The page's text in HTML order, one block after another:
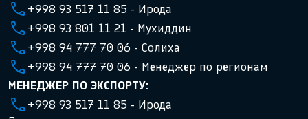
+998 93 517 11 85 - Ирода
+998 93 801 11 21 - Мухиддин
+998 94 777 70 06 - Солиха
+998 94 777 70 06 - Менеджер по регионам
МЕНЕДЖЕР ПО ЭКСПОРТУ:
+998 93 517 11 85 - Ирода